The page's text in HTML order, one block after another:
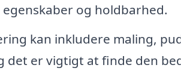
og holdbarhed.
kan inkludere maling,
det er vigtigt at finde den